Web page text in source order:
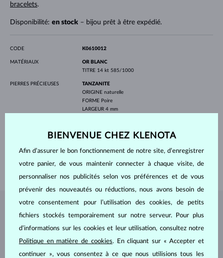
bracelets.
Disponibilité: en stock– bijou prêt à être expédié.
CODE K0610012
MATÉRIAUX
OR BLANC
TITRE 14 kt 585/1000
PIERRES PRÉCIEUSES
TANZANITE
ORIGINE naturelle
FORME Poire
LARGEUR 4 mm
5.40 mm
PROFONDEUR 7.70 mm
POIDS 3.6 g
BIJOUX DEL'ATELIER KLENOTA
BIENVENUE CHEZ KLENOTA
Afin d’assurer le bon fonctionnement de notre site, d’enregistrer
votre panier, de vous maintenir connecter à chaque visite, de
personnaliser nos publicités selon vos préférences et de vous
prévenir des nouveautés ou réductions, nous avons besoin de
votre consentement pour l’utilisation des cookies, de petits
fichiers stockés temporairement sur notre serveur. Pour plus
d’informations sur les cookies et leur utilisation, consultez notre
Politique en matière de cookies. En cliquant sur « Accepter et
continuer », vous consentez à ce que nous utilisions tous les